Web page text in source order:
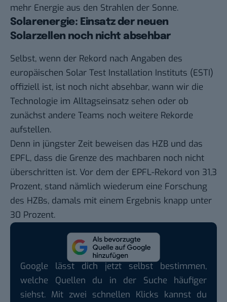
mehr Energie aus den Strahlen der Sonne.
Solarenergie: Einsatz der neuen
Solarzellen noch nicht absehbar
Selbst, wenn der Rekord nach Angaben des
europäischen Solar Test Installation Instituts (ESTI)
offiziell ist, ist noch nicht absehbar, wann wir die
Technologie im Alltagseinsatz sehen oder ob
zunächst andere Teams noch weitere Rekorde
aufstellen.
Denn in jüngster Zeit beweisen das HZB und das
EPFL, dass die Grenze des machbaren noch nicht
überschritten ist. Vor dem der EPFL-Rekord von 31,3
Prozent, stand nämlich wiederum eine Forschung
des HZBs, damals mit einem Ergebnis knapp unter
30 Prozent.
Google lässt dich jetzt selbst bestimmen,
welche Quellen du in der Suche häufiger
siehst. Mit zwei schnellen Klicks kannst du